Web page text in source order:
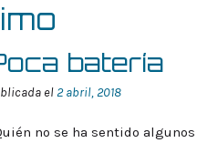
batería
el2 abril, 2018
no se ha sentido